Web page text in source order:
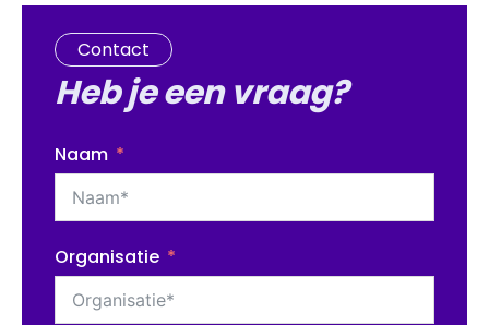
Contact
Heb je een vraag?
Naam
Organisatie